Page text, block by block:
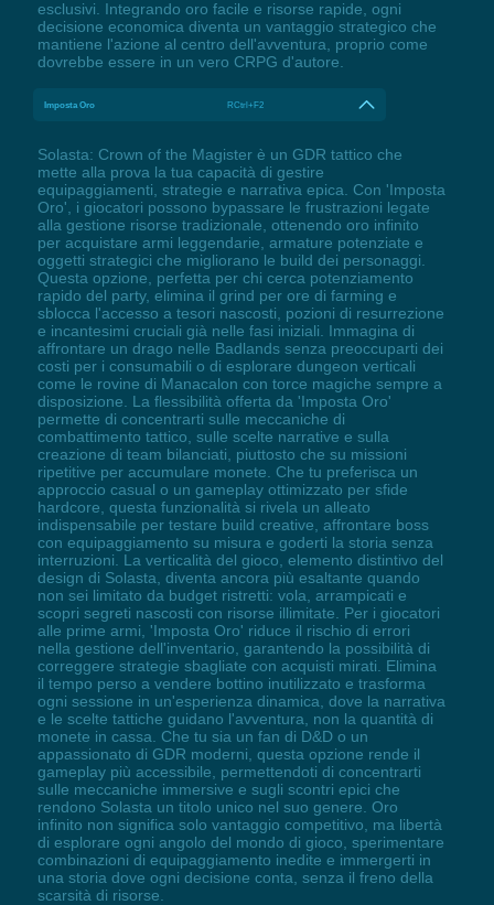
esclusivi. Integrando oro facile e risorse rapide, ogni
decisione economica diventa un vantaggio strategico che
mantiene l'azione al centro dell'avventura, proprio come
dovrebbe essere in un vero CRPG d'autore.
Imposta Oro RCtrl+F2
Solasta: Crown of the Magister è un GDR tattico che
mette alla prova la tua capacità di gestire
equipaggiamenti, strategie e narrativa epica. Con 'Imposta
Oro', i giocatori possono bypassare le frustrazioni legate
alla gestione risorse tradizionale, ottenendo oro infinito
per acquistare armi leggendarie, armature potenziate e
oggetti strategici che migliorano le build dei personaggi.
Questa opzione, perfetta per chi cerca potenziamento
rapido del party, elimina il grind per ore di farming e
sblocca l'accesso a tesori nascosti, pozioni di resurrezione
e incantesimi cruciali già nelle fasi iniziali. Immagina di
affrontare un drago nelle Badlands senza preoccuparti dei
costi per i consumabili o di esplorare dungeon verticali
come le rovine di Manacalon con torce magiche sempre a
disposizione. La flessibilità offerta da 'Imposta Oro'
permette di concentrarti sulle meccaniche di
combattimento tattico, sulle scelte narrative e sulla
creazione di team bilanciati, piuttosto che su missioni
ripetitive per accumulare monete. Che tu preferisca un
approccio casual o un gameplay ottimizzato per sfide
hardcore, questa funzionalità si rivela un alleato
indispensabile per testare build creative, affrontare boss
con equipaggiamento su misura e goderti la storia senza
interruzioni. La verticalità del gioco, elemento distintivo del
design di Solasta, diventa ancora più esaltante quando
non sei limitato da budget ristretti: vola, arrampicati e
scopri segreti nascosti con risorse illimitate. Per i giocatori
alle prime armi, 'Imposta Oro' riduce il rischio di errori
nella gestione dell'inventario, garantendo la possibilità di
correggere strategie sbagliate con acquisti mirati. Elimina
il tempo perso a vendere bottino inutilizzato e trasforma
ogni sessione in un'esperienza dinamica, dove la narrativa
e le scelte tattiche guidano l'avventura, non la quantità di
monete in cassa. Che tu sia un fan di D&D o un
appassionato di GDR moderni, questa opzione rende il
gameplay più accessibile, permettendoti di concentrarti
sulle meccaniche immersive e sugli scontri epici che
rendono Solasta un titolo unico nel suo genere. Oro
infinito non significa solo vantaggio competitivo, ma libertà
di esplorare ogni angolo del mondo di gioco, sperimentare
combinazioni di equipaggiamento inedite e immergerti in
una storia dove ogni decisione conta, senza il freno della
scarsità di risorse.